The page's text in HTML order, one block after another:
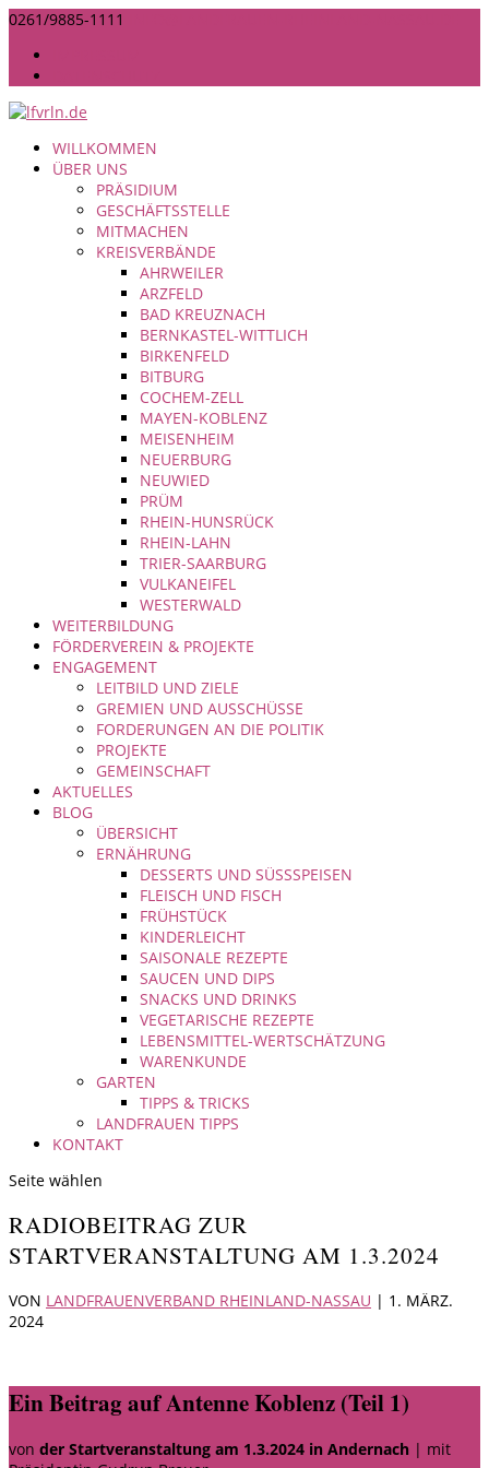
0261/9885-1111
WILLKOMMEN
ÜBER UNS
PRÄSIDIUM
GESCHÄFTSSTELLE
MITMACHEN
KREISVERBÄNDE
AHRWEILER
ARZFELD
BAD KREUZNACH
BERNKASTEL-WITTLICH
BIRKENFELD
BITBURG
COCHEM-ZELL
MAYEN-KOBLENZ
MEISENHEIM
NEUERBURG
NEUWIED
PRÜM
RHEIN-HUNSRÜCK
RHEIN-LAHN
TRIER-SAARBURG
VULKANEIFEL
WESTERWALD
WEITERBILDUNG
FÖRDERVEREIN & PROJEKTE
ENGAGEMENT
LEITBILD UND ZIELE
GREMIEN UND AUSSCHÜSSE
FORDERUNGEN AN DIE POLITIK
PROJEKTE
GEMEINSCHAFT
AKTUELLES
BLOG
ÜBERSICHT
ERNÄHRUNG
DESSERTS UND SÜSSSPEISEN
FLEISCH UND FISCH
FRÜHSTÜCK
KINDERLEICHT
SAISONALE REZEPTE
SAUCEN UND DIPS
SNACKS UND DRINKS
VEGETARISCHE REZEPTE
LEBENSMITTEL-WERTSCHÄTZUNG
WARENKUNDE
GARTEN
TIPPS & TRICKS
LANDFRAUEN TIPPS
KONTAKT
Seite wählen
RADIOBEITRAG ZUR
STARTVERANSTALTUNG AM 1.3.2024
VON LANDFRAUENVERBAND RHEINLAND-NASSAU | 1. MÄRZ.
2024
Ein Beitrag auf Antenne Koblenz (Teil 1)
von der Startveranstaltung am 1.3.2024 in Andernach | mit